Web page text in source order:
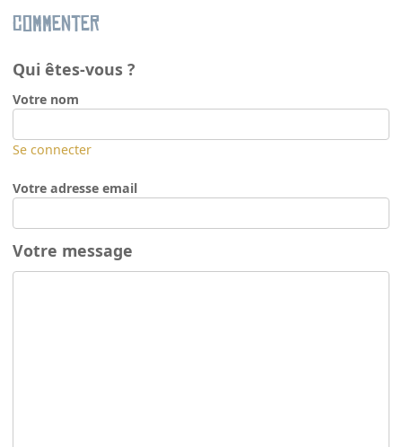
Commenter
Qui êtes-vous ?
Votre nom
Se connecter
Votre adresse email
Votre message